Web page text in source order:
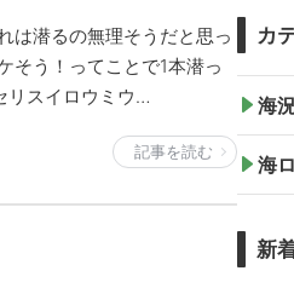
は潜るの無理そうだと思っ
そう！ってことで1本潜っ
リスイロウミウ…
記事を読む
カ
海
海
新